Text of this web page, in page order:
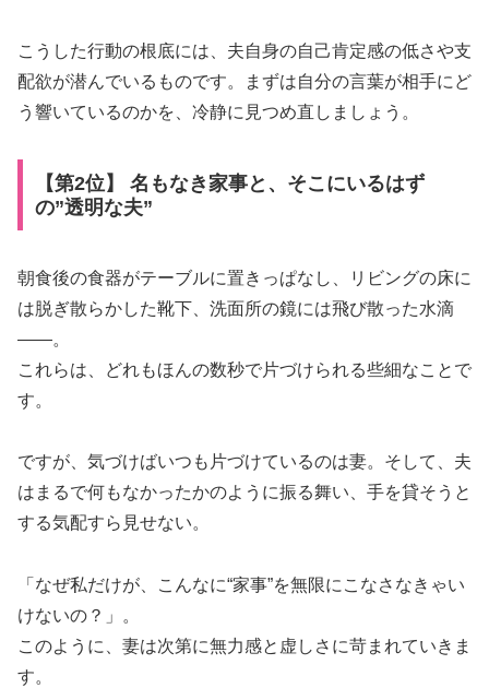
こうした行動の根底には、夫自身の自己肯定感の低さや支
配欲が潜んでいるものです。まずは自分の言葉が相手にど
う響いているのかを、冷静に見つめ直しましょう。
【第2位】 名もなき家事と、そこにいるはず
の”透明な夫”
朝食後の食器がテーブルに置きっぱなし、リビングの床に
は脱ぎ散らかした靴下、洗面所の鏡には飛び散った水滴
――。
これらは、どれもほんの数秒で片づけられる些細なことで
す。
ですが、気づけばいつも片づけているのは妻。そして、夫
はまるで何もなかったかのように振る舞い、手を貸そうと
する気配すら見せない。
「なぜ私だけが、こんなに“家事”を無限にこなさなきゃい
けないの？」。
このように、妻は次第に無力感と虚しさに苛まれていきま
す。